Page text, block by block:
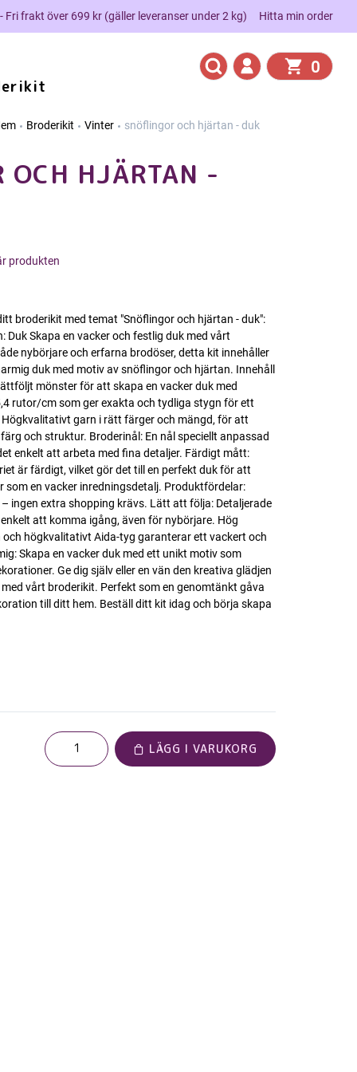
Fri frakt över 699 kr (gäller leveranser under 2 kg) Hitta min order
0
Broderikit Vinter snöflingor och hjärtan - duk
OCH HJÄRTAN -
produkten
broderikit med temat "Snöflingor och hjärtan - duk":
Skapa en vacker och festlig duk med vårt
nybörjare och erfarna brodöser, detta kit innehåller
duk med motiv av snöflingor och hjärtan. Innehåll
mönster för att skapa en vacker duk med
rutor/cm som ger exakta och tydliga stygn för ett
garn i rätt färger och mängd, för att
och struktur. Broderinål: En nål speciellt anpassad
enkelt att arbeta med fina detaljer. Färdigt mått:
är färdigt, vilket gör det till en perfekt duk för att
som en vacker inredningsdetalj. Produktfördelar:
ingen extra shopping krävs. Lätt att följa: Detaljerade
att komma igång, även för nybörjare. Hög
och högkvalitativt Aida-tyg garanterar ett vackert och
Skapa en vacker duk med ett unikt motiv som
Ge dig själv eller en vän den kreativa glädjen
vårt broderikit. Perfekt som en genomtänkt gåva
till ditt hem. Beställ ditt kit idag och börja skapa
LÄGG I VARUKORG